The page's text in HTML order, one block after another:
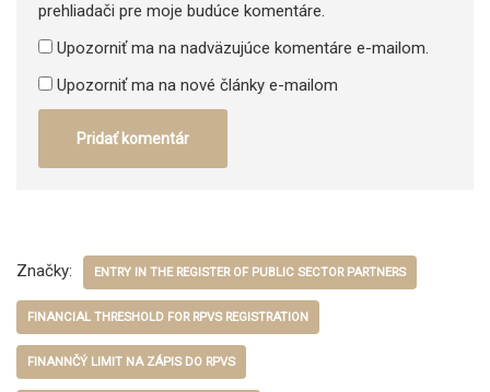
prehliadači pre moje budúce komentáre.
Upozorniť ma na nadväzujúce komentáre e-mailom.
Upozorniť ma na nové články e-mailom
Značky: ENTRY IN THE REGISTER OF PUBLIC SECTOR PARTNERS
FINANCIAL THRESHOLD FOR RPVS REGISTRATION
FINANNČÝ LIMIT NA ZÁPIS DO RPVS